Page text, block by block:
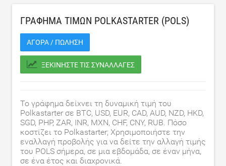
ΓΡΆΦΗΜΑ ΤΙΜΏΝ POLKASTARTER (POLS)
ΑΓΟΡΆ / ΠΏΛΗΣΗ
ΞΕΚΙΝΉΣΤΕ ΤΙΣ ΣΥΝΑΛΛΑΓΈΣ
Το γράφημα δείχνει τη δυναμική τιμή του
Polkastarter σε BTC, USD, EUR, CAD, AUD, NZD, HKD,
SGD, PHP, ZAR, INR, MXN, CHF, CNY, RUB. Πόσο
κοστίζει το Polkastarter; Χρησιμοποιήστε την
εναλλαγή προβολής για να δείτε την αλλαγή τιμής
του POLS σήμερα, σε μια εβδομάδα, σε έναν μήνα,
σε ένα έτος και διαχρονικά.